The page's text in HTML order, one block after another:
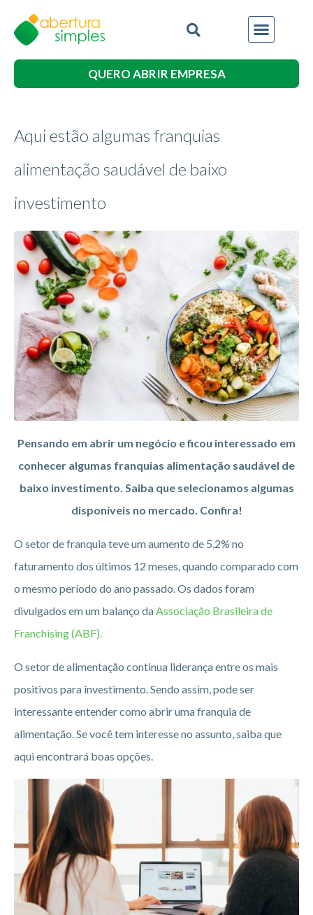
QUERO ABRIR EMPRESA
Aqui estão algumas franquias
alimentação saudável de baixo
investimento
Pensando em abrir um negócio e ficou interessado em
conhecer algumas franquias alimentação saudável de
baixo investimento. Saiba que selecionamos algumas
disponíveis no mercado. Confira!
O setor de franquia teve um aumento de 5,2% no
faturamento dos últimos 12 meses, quando comparado com
o mesmo período do ano passado. Os dados foram
divulgados em um balanço daAssociação Brasileira de
Franchising (ABF).
O setor de alimentação continua liderança entre os mais
positivos para investimento. Sendo assim, pode ser
interessante entender como abrir uma franquia de
alimentação. Se você tem interesse no assunto, saiba que
aqui encontrará boas opções.